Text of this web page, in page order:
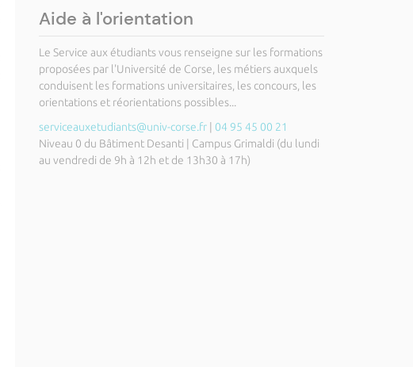
Aide à l'orientation
Le Service aux étudiants vous renseigne sur les formations
proposées par l'Université de Corse, les métiers auxquels
conduisent les formations universitaires, les concours, les
orientations et réorientations possibles...
serviceauxetudiants@univ-corse.fr| 04 95 45 00 21
Niveau 0 du Bâtiment Desanti | Campus Grimaldi (du lundi
au vendredi de 9h à 12h et de 13h30 à 17h)